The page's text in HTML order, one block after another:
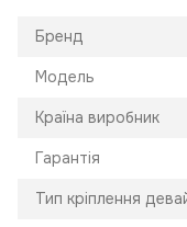
Бренд
Модель
Країна виробник
Гарантія
Тип кріплення